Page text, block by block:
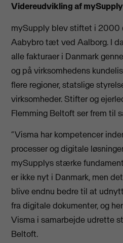
Videreudvikling af
mySupply blev stiftet i 2000
Aabybro tæt ved Aalborg. I
alle fakturaer i Danmark
og på virksomhedens
flere regioner, statslige
virksomheder. Stifter og
Flemming Beltoft ser frem til
“Visma har kompetencer
processer og digitale
mySupplys stærke
er ikke nyt i Danmark, men
blive endnu bedre til at
fra digitale dokumenter, og
Visma i samarbejde udrette
Beltoft.